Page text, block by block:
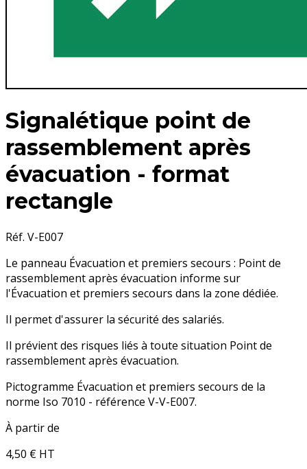
Signalétique point de
rassemblement après
évacuation - format
rectangle
Réf. V-E007
Le panneau Évacuation et premiers secours : Point de
rassemblement après évacuation informe sur
l'Évacuation et premiers secours dans la zone dédiée.
Il permet d'assurer la sécurité des salariés.
Il prévient des risques liés à toute situation Point de
rassemblement après évacuation.
Pictogramme Évacuation et premiers secours de la
norme Iso 7010 - référence V-V-E007.
À partir de
4,50 € HT